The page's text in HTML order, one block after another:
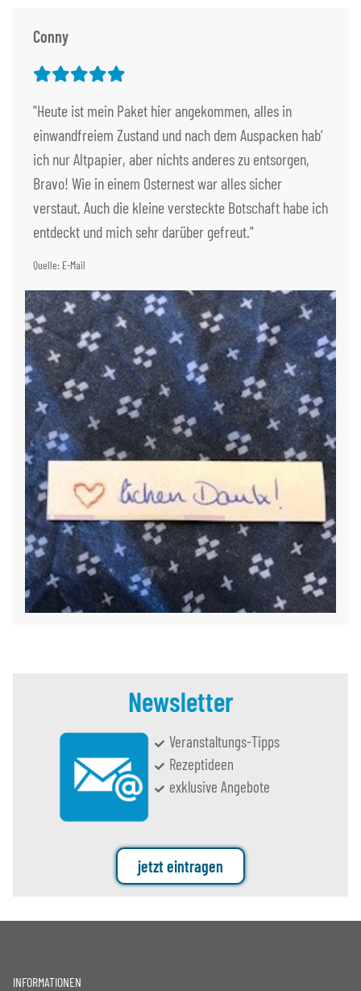
Conny
"Heute ist mein Paket hier angekommen, alles in
einwandfreiem Zustand und nach dem Auspacken hab‘
ich nur Altpapier, aber nichts anderes zu entsorgen,
Bravo! Wie in einem Osternest war alles sicher
verstaut. Auch die kleine versteckte Botschaft habe ich
entdeckt und mich sehr darüber gefreut."
Quelle: E-Mail
Newsletter
Veranstaltungs-Tipps
Rezeptideen
exklusive Angebote
jetzt eintragen
INFORMATIONEN